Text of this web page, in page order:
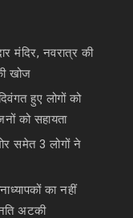
मंदिर, नवरात्र की
खोज
हुए लोगों को
को सहायता
समेत 3 लोगों ने
का नहीं
अटकी